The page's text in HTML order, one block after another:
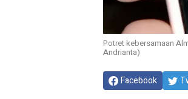
Potret kebersamaan
Andrianta)
Facebook